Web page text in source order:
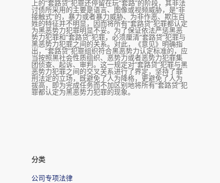
上的“套路贷”犯罪还停留在玩“套路”的阶段，其非法
讨债所采用的主要是语言、图像或视频威胁，是“非
接触式”的，暴力或者暴力威胁、为非作恶、欺压百
姓的特征并不明显，因而将所有“套路贷”犯罪都认定
为黑恶势力犯罪明显不妥。为了保证依法严惩黑恶
势力犯罪和“套路贷”犯罪，必须厘清“套路贷”犯罪与
黑恶势力犯罪之间的关系。对此，《意见》明确指
出，“套路贷”犯罪组织符合黑恶势力认定标准的，应
当按照黑社会性质组织、恶势力或者恶势力犯罪集
团侦查、起诉、审判。这一规定对“套路贷”犯罪与黑
恶势力犯罪之间的交叉关系进行了界定，坚持了罪
刑法定的立场，既避免了人为降格，更避免了人为
拔高，即为完成任务而不加区别地将所有“套路贷”犯
罪都认定为黑恶势力犯罪的现象。
分类
公司专项法律